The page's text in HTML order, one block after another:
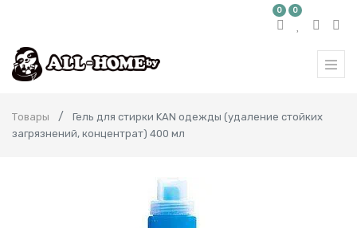
0 0
Товары
Гель для стирки KAN одежды (удаление стойких
загрязнений, концентрат) 400 мл